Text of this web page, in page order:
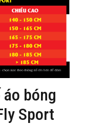
bóng
Sport